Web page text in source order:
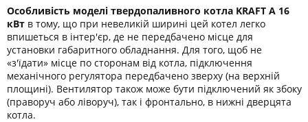
Особливість моделі твердопаливного котла KRAFT A 16
кВт в тому, що при невеликій ширині цей котел легко
впишеться в інтер'єр, де не передбачено місце для
установки габаритного обладнання. Для того, щоб не
«з'їдати» місце по сторонам від котла, підключення
механічного регулятора передбачено зверху (на верхній
площині). Вентилятор також може бути підключений як збоку
(праворуч або ліворуч), так і фронтально, в нижні дверцята
котла.